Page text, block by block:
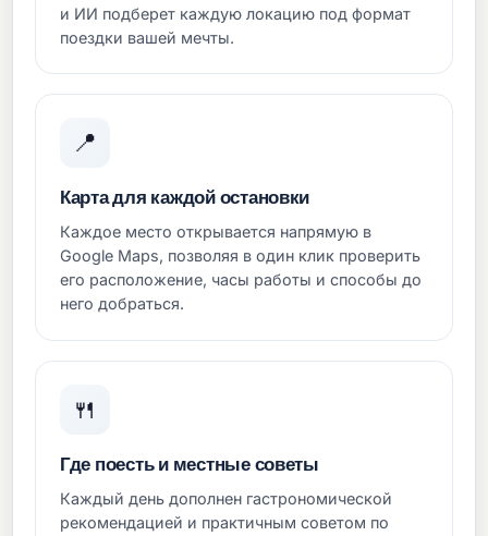
и ИИ подберет каждую локацию под формат
поездки вашей мечты.
📍
Карта для каждой остановки
Каждое место открывается напрямую в
Google Maps, позволяя в один клик проверить
его расположение, часы работы и способы до
него добраться.
🍴
Где поесть и местные советы
Каждый день дополнен гастрономической
рекомендацией и практичным советом по